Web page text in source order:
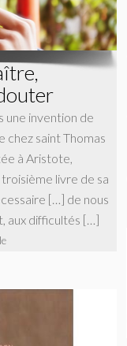
une invention de
chez saint Thomas
à Aristote,
livre de sa
[…] de nous
aux difficultés […]